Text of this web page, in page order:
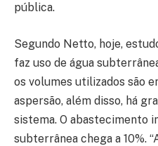
pública.
Segundo Netto, hoje,
faz uso de água
os volumes utilizados são
aspersão, além disso, há
sistema. O abastecimento
subterrânea chega a 10%.